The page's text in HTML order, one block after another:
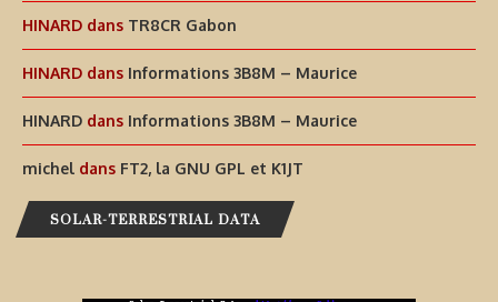
HINARD dans TR8CR Gabon
HINARD dans Informations 3B8M – Maurice
HINARD dans Informations 3B8M – Maurice
michel dans FT2, la GNU GPL et K1JT
SOLAR-TERRESTRIAL DATA